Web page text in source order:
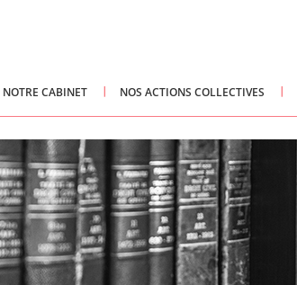
NOTRE CABINET NOS ACTIONS COLLECTIVES